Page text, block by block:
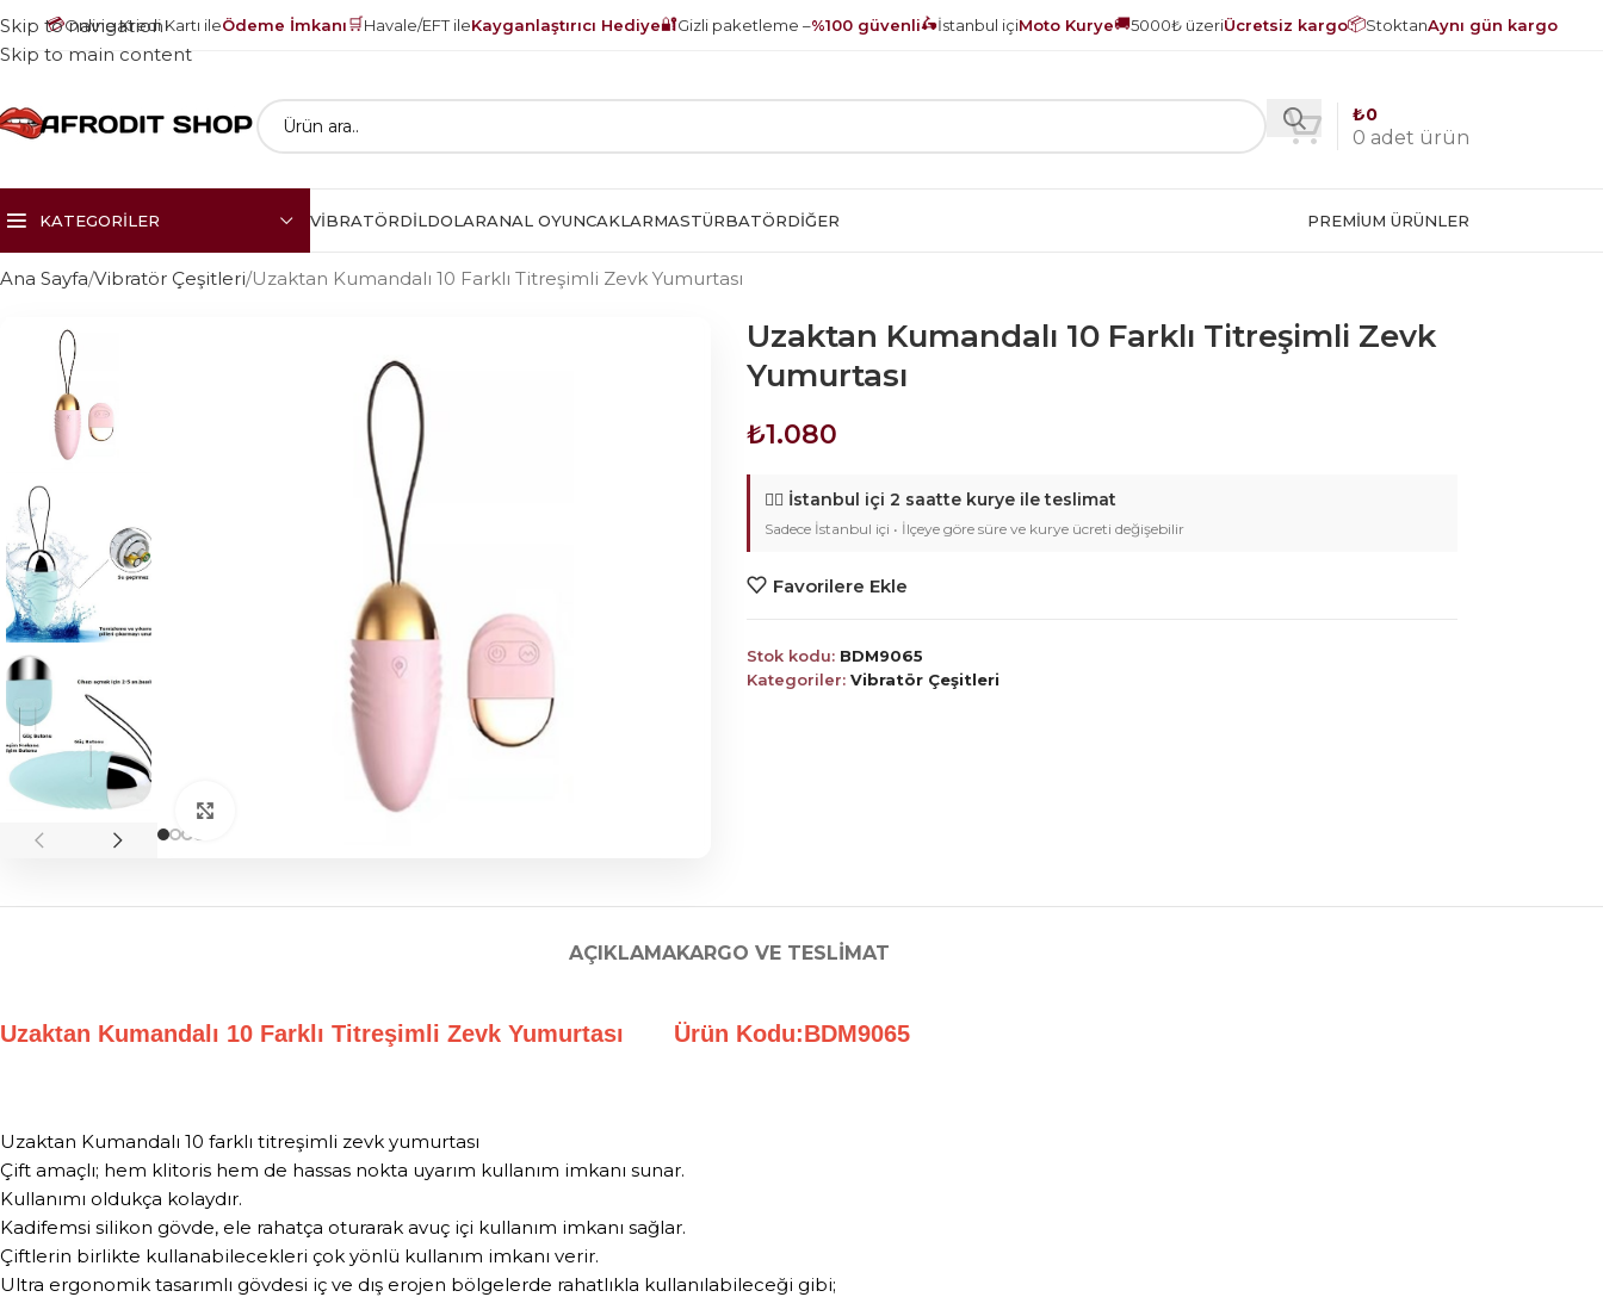
💳Online Kredi Kartı ileÖdeme İmkanı🛒Havale/EFT ileKayganlaştırıcı Hediye🔐Gizli paketleme –%100 güvenli🛵İstanbul içiMoto Kurye🚚5000₺ üzeriÜcretsiz kargo📦StoktanAynı gün kargo
Skip to navigation
Skip to main content
0 adet ürün
₺0
KATEGORILER VIBRATÖRDILDOLARANAL OYUNCAKLARMASTÜRBATÖRDIĞER PREMIUM ÜRÜNLER
Ana Sayfa Vibratör Çeşitleri Uzaktan Kumandalı 10 Farklı Titreşimli Zevk Yumurtası
Uzaktan Kumandalı 10 Farklı Titreşimli Zevk
Yumurtası
₺1.080
🚴‍♂️ İstanbul içi 2 saatte kurye ile teslimat
Sadece İstanbul içi • İlçeye göre süre ve kurye ücreti değişebilir
Favorilere Ekle
Stok kodu: BDM9065
Kategoriler: Vibratör Çeşitleri
AÇIKLAMAKARGO VE TESLIMAT
Uzaktan Kumandalı 10 Farklı Titreşimli Zevk Yumurtası Ürün Kodu:BDM9065
Uzaktan Kumandalı 10 farklı titreşimli zevk yumurtası
Çift amaçlı; hem klitoris hem de hassas nokta uyarım kullanım imkanı sunar.
Kullanımı oldukça kolaydır.
Kadifemsi silikon gövde, ele rahatça oturarak avuç içi kullanım imkanı sağlar.
Çiftlerin birlikte kullanabilecekleri çok yönlü kullanım imkanı verir.
Ultra ergonomik tasarımlı gövdesi iç ve dış erojen bölgelerde rahatlıkla kullanılabileceği gibi;